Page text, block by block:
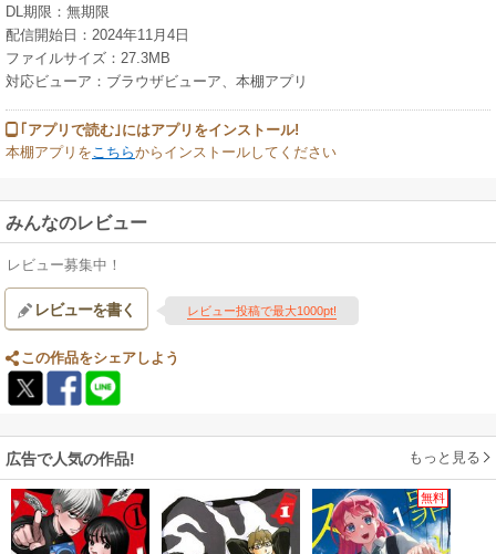
DL期限：無期限
配信開始日：2024年11月4日
ファイルサイズ：27.3MB
対応ビューア：ブラウザビューア、本棚アプリ
｢アプリで読む｣にはアプリをインストール!
本棚アプリをこちらからインストールしてください
みんなのレビュー
レビュー募集中！
レビューを書く レビュー投稿で最大1000pt!
この作品をシェアしよう
広告で人気の作品! もっと見る
無料